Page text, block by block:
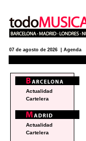
07 de agosto de 2026 | Agenda
Actualidad
Cartelera
Actualidad
Cartelera